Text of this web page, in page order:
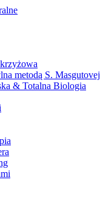
metodą S. Masgutovej
& Totalna Biologia